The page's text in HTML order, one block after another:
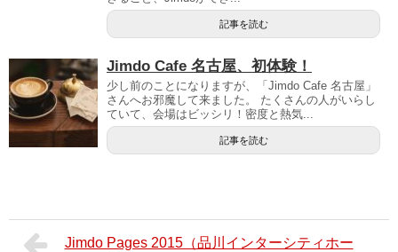
記事を読む
Jimdo Cafe 名古屋、初体験！
少し前のことになりますが、「Jimdo Cafe 名古屋」
さんへお邪魔して来ました。 たくさんの人がいらし
ていて、会場はビッシリ！密度と熱気...
記事を読む
Jimdo Pages 2015（品川インターシティホー